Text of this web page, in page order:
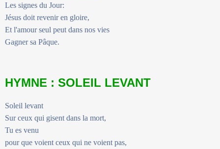
Les signes du Jour:
Jésus doit revenir en gloire,
Et l'amour seul peut dans nos vies
Gagner sa Pâque.
HYMNE : SOLEIL LEVANT
Soleil levant
Sur ceux qui gisent dans la mort,
Tu es venu
pour que voient ceux qui ne voient pas,